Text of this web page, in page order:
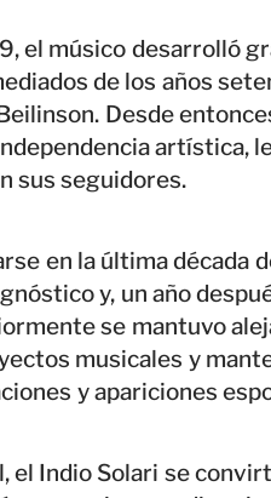
el músico desarrolló
de los años
Desde
artística,
sus seguidores.
en la última década
y, un año
se mantuvo
musicales y
y apariciones
el Indio Solari se